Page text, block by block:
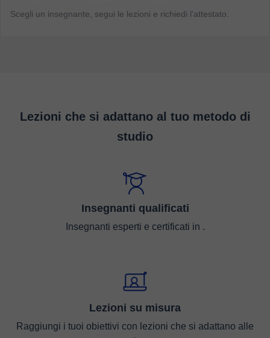
Scegli un insegnante, segui le lezioni e richiedi l'attestato.
Lezioni che si adattano al tuo metodo di
studio
Insegnanti qualificati
Insegnanti esperti e certificati in .
Lezioni su misura
Raggiungi i tuoi obiettivi con lezioni che si adattano alle